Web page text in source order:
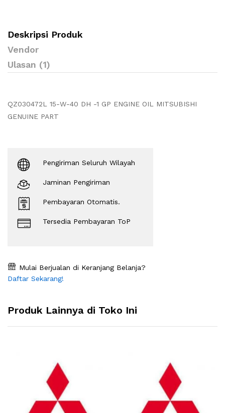
Deskripsi Produk
Vendor
Ulasan (1)
QZ030472L 15-W-40 DH -1 GP ENGINE OIL MITSUBISHI
GENUINE PART
Pengiriman Seluruh Wilayah
Jaminan Pengiriman
Pembayaran Otomatis.
Tersedia Pembayaran ToP
Mulai Berjualan di Keranjang Belanja?
Daftar Sekarang!
Produk Lainnya di Toko Ini